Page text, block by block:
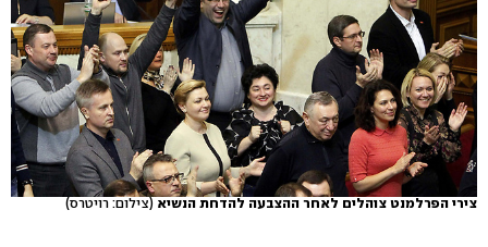
צירי הפרלמנט צוהלים לאחר ההצבעה להדחת הנשיא(צילום: רויטרס)